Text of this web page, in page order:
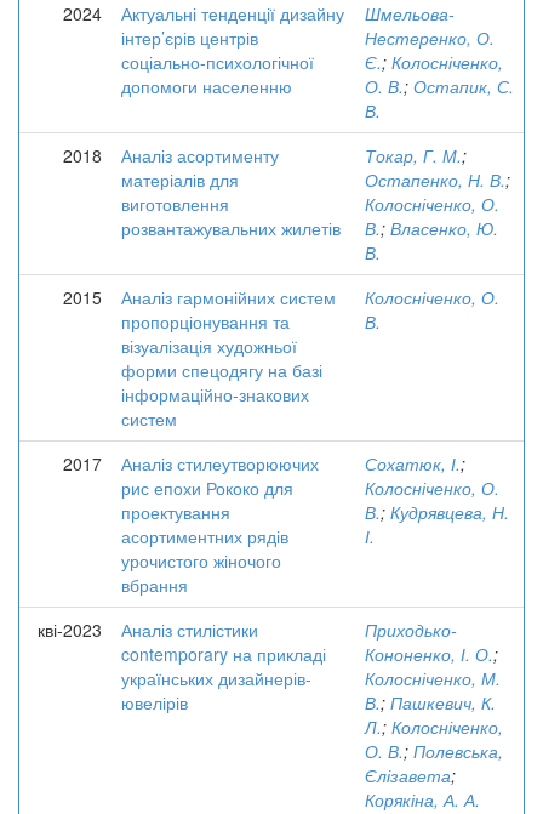
2024
Актуальні тенденції дизайну
інтер’єрів центрів
соціально-психологічної
допомоги населенню
Шмельова-
Нестеренко, О.
Є.; Колосніченко,
О. В.; Остапик, С.
В.
2018
Аналіз асортименту
матеріалів для
виготовлення
розвантажувальних жилетів
Токар, Г. М.;
Остапенко, Н. В.;
Колосніченко, О.
В.; Власенко, Ю.
В.
2015
Аналіз гармонійних систем
пропорціонування та
візуалізація художньої
форми спецодягу на базі
інформаційно-знакових
систем
Колосніченко, О.
В.
2017
Аналіз стилеутворюючих
рис епохи Рококо для
проектування
асортиментних рядів
урочистого жіночого
вбрання
Сохатюк, І.;
Колосніченко, О.
В.; Кудрявцева, Н.
І.
кві-2023
Аналіз стилістики
contemporary на прикладі
українських дизайнерів-
ювелірів
Приходько-
Кононенко, І. О.;
Колосніченко, М.
В.; Пашкевич, К.
Л.; Колосніченко,
О. В.; Полевська,
Єлізавета;
Корякіна, А. А.